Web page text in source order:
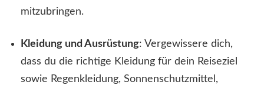
mitzubringen.
Kleidung und Ausrüstung: Vergewissere dich,
dass du die richtige Kleidung für dein Reiseziel
sowie Regenkleidung, Sonnenschutzmittel,